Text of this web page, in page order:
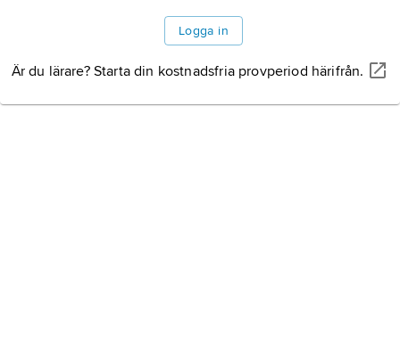
Logga in
Är du lärare? Starta din kostnadsfria provperiod härifrån.